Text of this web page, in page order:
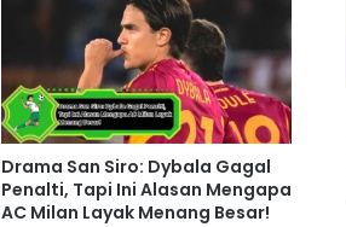
Drama San Siro: Dybala Gagal
Penalti, Tapi Ini Alasan Mengapa
AC Milan Layak Menang Besar!